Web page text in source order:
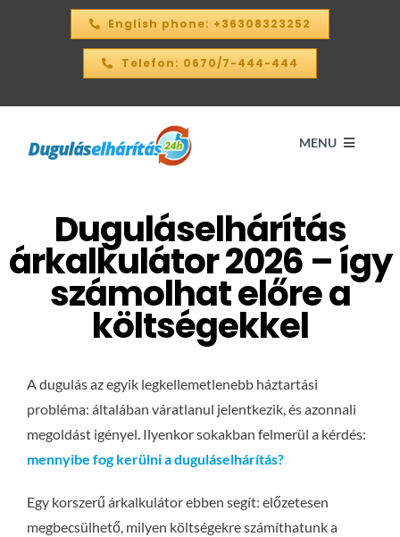
English phone: +36308323252
Telefon: 0670/7-444-444
MENU
Kezdőlap
ÁRKALKULÁTOR – 2026
SZOLGÁLTATÁSAINK
KAPCSOLAT
Duguláselhárítás
árkalkulátor 2026 – így
számolhat előre a
költségekkel
A dugulás az egyik legkellemetlenebb háztartási
probléma: általában váratlanul jelentkezik, és azonnali
megoldást igényel. Ilyenkor sokakban felmerül a kérdés:
mennyibe fog kerülni a duguláselhárítás?
Egy korszerű árkalkulátor ebben segít: előzetesen
megbecsülhető, milyen költségekre számíthatunk a